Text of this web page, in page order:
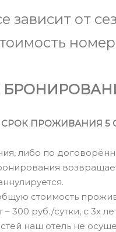
от
ПРОЖИВАНИЯ 5
либо по
стоимость
300 руб./сутки, с 3х
наш отель не